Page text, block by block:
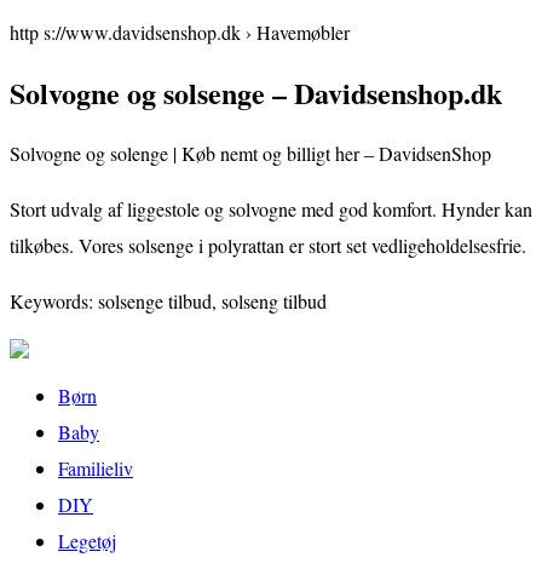
http s://www.davidsenshop.dk › Havemøbler
Solvogne og solsenge – Davidsenshop.dk
Solvogne og solenge | Køb nemt og billigt her – DavidsenShop
Stort udvalg af liggestole og solvogne med god komfort. Hynder kan
tilkøbes. Vores solsenge i polyrattan er stort set vedligeholdelsesfrie.
Keywords: solsenge tilbud, solseng tilbud
Børn
Baby
Familieliv
DIY
Legetøj